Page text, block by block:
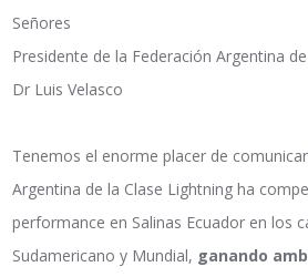
Señores
Presidente de la Federación Argentina
Dr Luis Velasco
Tenemos el enorme placer de
Argentina de la Clase Lightning ha
performance en Salinas Ecuador en los
Sudamericano y Mundial, ganando